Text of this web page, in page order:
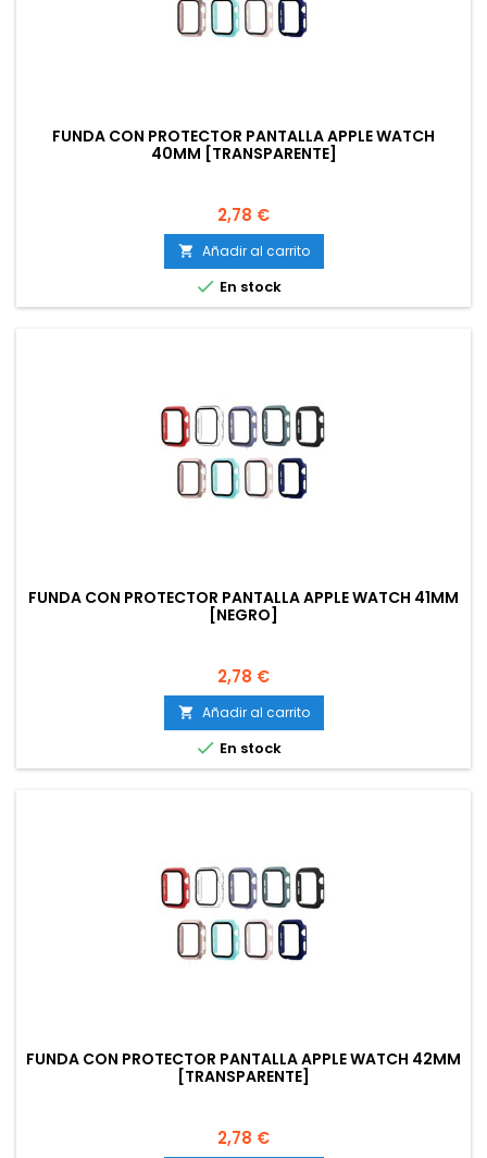
FUNDA CON PROTECTOR PANTALLA APPLE WATCH
40MM [TRANSPARENTE]
Precio
2,78 €
 Añadir al carrito
 En stock
FUNDA CON PROTECTOR PANTALLA APPLE WATCH 41MM
[NEGRO]
Precio
2,78 €
 Añadir al carrito
 En stock
FUNDA CON PROTECTOR PANTALLA APPLE WATCH 42MM
[TRANSPARENTE]
Precio
2,78 €